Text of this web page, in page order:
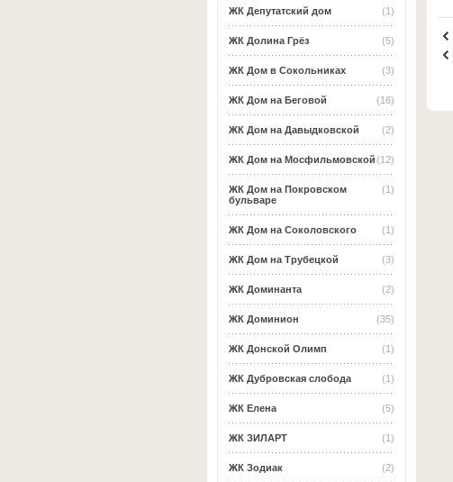
(1)
ЖК Депутатский дом
(5)
ЖК Долина Грёз
(3)
ЖК Дом в Сокольниках
(16)
ЖК Дом на Беговой
(2)
ЖК Дом на Давыдковской
(12)
ЖК Дом на Мосфильмовской
(1)
ЖК Дом на Покровском
бульваре
(1)
ЖК Дом на Соколовского
(3)
ЖК Дом на Трубецкой
(2)
ЖК Доминанта
(35)
ЖК Доминион
(1)
ЖК Донской Олимп
(1)
ЖК Дубровская слобода
(5)
ЖК Елена
(1)
ЖК ЗИЛАРТ
(2)
ЖК Зодиак